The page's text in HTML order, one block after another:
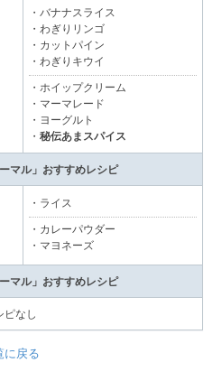
・バナナスライス
・わぎりリンゴ
・カットパイン
・わぎりキウイ
・ホイップクリーム
・マーマレード
・ヨーグルト
・ 秘伝あまスパイス
マル」おすすめレシピ
・ライス
・カレーパウダー
・マヨネーズ
マル」おすすめレシピ
ピなし
に戻る